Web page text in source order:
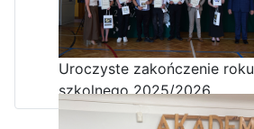
Uroczyste zakończenie roku
szkolnego 2025/2026